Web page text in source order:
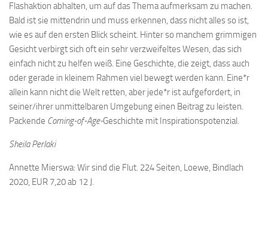
Flashaktion abhalten, um auf das Thema aufmerksam zu machen.
Bald ist sie mittendrin und muss erkennen, dass nicht alles so ist,
wie es auf den ersten Blick scheint. Hinter so manchem grimmigen
Gesicht verbirgt sich oft ein sehr verzweifeltes Wesen, das sich
einfach nicht zu helfen weiß. Eine Geschichte, die zeigt, dass auch
oder gerade in kleinem Rahmen viel bewegt werden kann. Eine*r
allein kann nicht die Welt retten, aber jede*r ist aufgefordert, in
seiner/ihrer unmittelbaren Umgebung einen Beitrag zu leisten.
Packende Coming-of-Age-Geschichte mit Inspirationspotenzial.
Sheila Perlaki
Annette Mierswa: Wir sind die Flut. 224 Seiten, Loewe, Bindlach
2020, EUR 7,20 ab 12 J.